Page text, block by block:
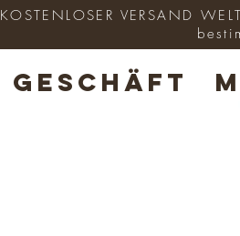
GESCHÄFT
KOSTENLOSER VERSAND